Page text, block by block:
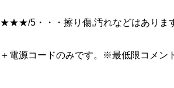
★★★/5・・・擦り傷,汚れなどはありま
＋電源コードのみです。※最低限コメン